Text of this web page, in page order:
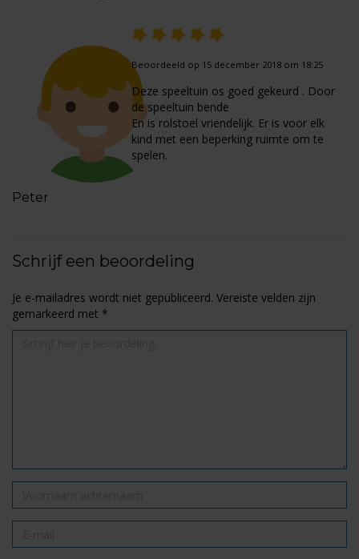
Peter
Beoordeeld op 15 december 2018 om 18:25
Deze speeltuin os goed gekeurd . Door
de speeltuin bende
En is rolstoel vriendelijk. Er is voor elk
kind met een beperking ruimte om te
spelen.
Schrijf een beoordeling
Je e-mailadres wordt niet gepubliceerd. Vereiste velden zijn
gemarkeerd met *